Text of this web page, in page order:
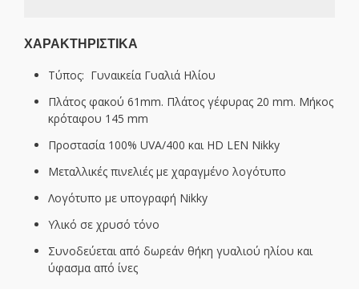
ΧΑΡΑΚΤΗΡΙΣΤΙΚΑ
Τύπος: Γυναικεία Γυαλιά Ηλίου
Πλάτος φακού 61mm. Πλάτος γέφυρας 20 mm. Μήκος
κρόταφου 145 mm
Προστασία 100% UVA/400 και HD LEN Nikky
Μεταλλικές πινελιές με χαραγμένο λογότυπο
Λογότυπο με υπογραφή Nikky
Υλικό σε χρυσό τόνο
Συνοδεύεται από δωρεάν θήκη γυαλιού ηλίου και
ύφασμα από ίνες